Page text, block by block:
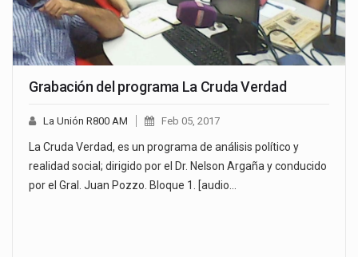
Grabación del programa La Cruda Verdad
La Unión R800 AM Feb 05, 2017
La Cruda Verdad, es un programa de análisis político y
realidad social; dirigido por el Dr. Nelson Argaña y conducido
por el Gral. Juan Pozzo. Bloque 1. [audio…